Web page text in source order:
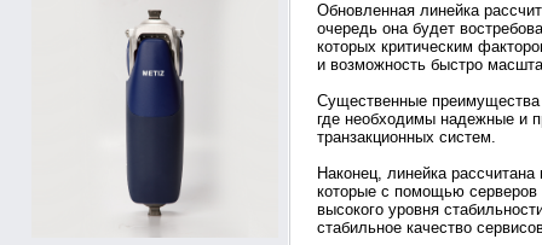
Обновленная линейка
очередь она будет
которых критическим
и возможность быстро
Существенные преимущества
где необходимы надежные и
транзакционных систем.
Наконец, линейка
которые с помощью серверов
высокого уровня
стабильное качество